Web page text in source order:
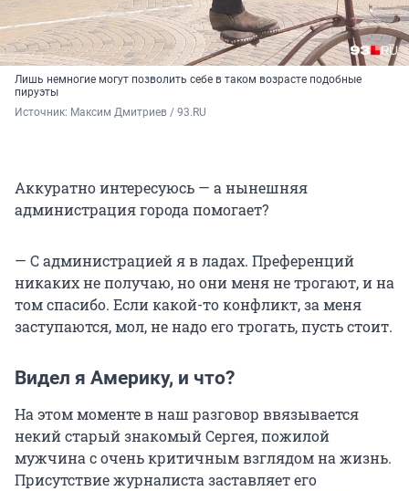
Лишь немногие могут позволить себе в таком возрасте подобные
пируэты
Источник: Максим Дмитриев / 93.RU
Аккуратно интересуюсь — а нынешняя
администрация города помогает?
— С администрацией я в ладах. Преференций
никаких не получаю, но они меня не трогают, и на
том спасибо. Если какой-то конфликт, за меня
заступаются, мол, не надо его трогать, пусть стоит.
Видел я Америку, и что?
На этом моменте в наш разговор ввязывается
некий старый знакомый Сергея, пожилой
мужчина с очень критичным взглядом на жизнь.
Присутствие журналиста заставляет его